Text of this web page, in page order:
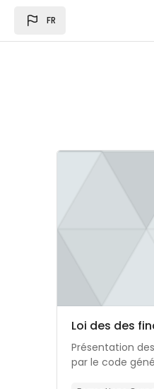
FR
Image du cours
Catégorie de
Nom du cours
Loi des des
Résumé du
Présentation
par le code